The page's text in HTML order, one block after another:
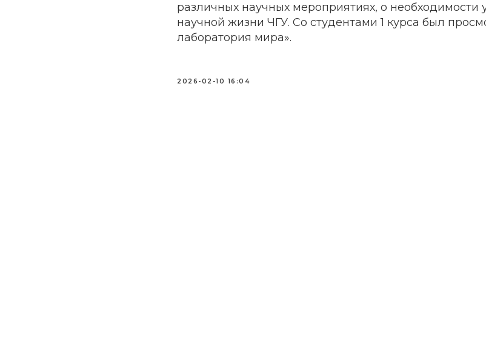
различных научных мероприятиях, о необходимости
научной жизни ЧГУ. Со студентами 1 курса был
лаборатория мира».
2026-02-10 16:04